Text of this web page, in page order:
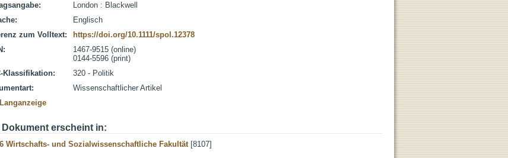
London : Blackwell
Englisch
zum Volltext:
https://doi.org/10.1111/spol.12378
1467-9515 (online)
0144-5596 (print)
Klassifikation:
320 - Politik
Wissenschaftlicher Artikel
Dokument erscheint in:
6 Wirtschafts- und Sozialwissenschaftliche Fakultät[8107]